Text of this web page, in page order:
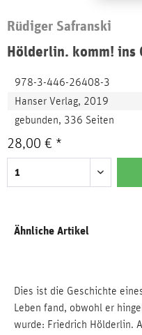
Rüdiger Safranski
Hölderlin. komm! ins
978-3-446-26408-3
Hanser Verlag, 2019
gebunden, 336 Seiten
28,00 € *
Ähnliche Artikel
Dies ist die Geschichte
Leben fand, obwohl er
wurde: Friedrich Hölderlin.